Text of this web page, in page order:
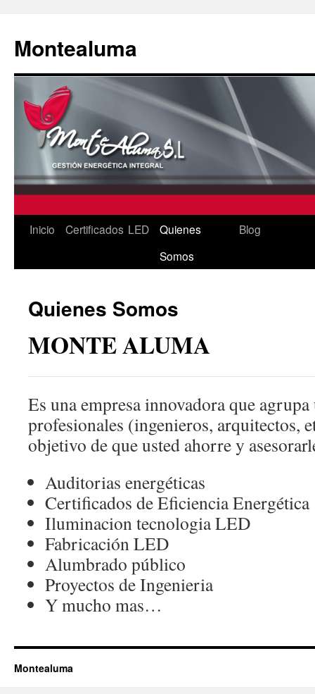
Montealuma
Saltar
Inicio Certificados LED
Quienes
Somos
Blog
Quienes Somos
MONTE ALUMA
Es una empresa innovadora que agrupa
profesionales (ingenieros, arquitectos,
objetivo de que usted ahorre y
Auditorias energéticas
Certificados de Eficiencia Energética
Iluminacion tecnologia LED
Fabricación LED
Alumbrado público
Proyectos de Ingenieria
Y mucho mas…
Montealuma